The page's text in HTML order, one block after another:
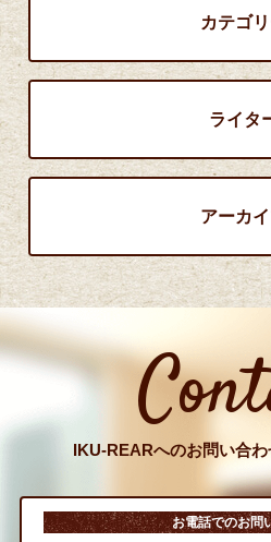
カテゴ
ライタ
アーカ
IKU-REARへのお問い合わ
お電話でのお問